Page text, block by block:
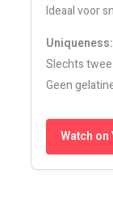
Ideaal voor
Uniqueness:
Slechts
Geen
Watch on